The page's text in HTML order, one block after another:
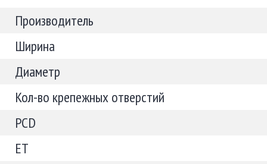
Производитель
Ширина
Диаметр
Кол-во крепежных отверстий
PCD
ET